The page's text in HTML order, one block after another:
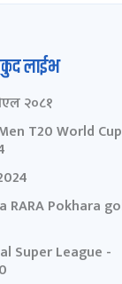
लाईभ
२०८१
T20 World Cup
RARA Pokhara
Super League -